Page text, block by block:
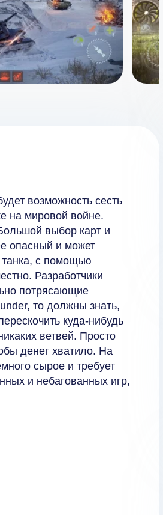
возможность сесть
на мировой войне.
выбор карт и
опасный и может
танка, с помощью
Разработчики
потрясающие
то должны знать,
куда-нибудь
ветвей. Просто
денег хватило. На
сырое и требует
и небагованных игр,